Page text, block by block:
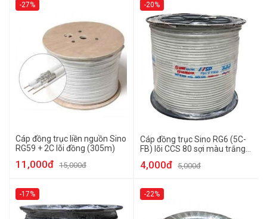
-27%
Cáp đồng trục liền nguồn Sino
RG59 + 2C lõi đồng (305m)
11,000đ 15,000đ
-20%
Cáp đồng trục Sino RG6 (5C-
FB) lõi CCS 80 sợi màu trắng
4,000đ 5,000đ
-17% -22%